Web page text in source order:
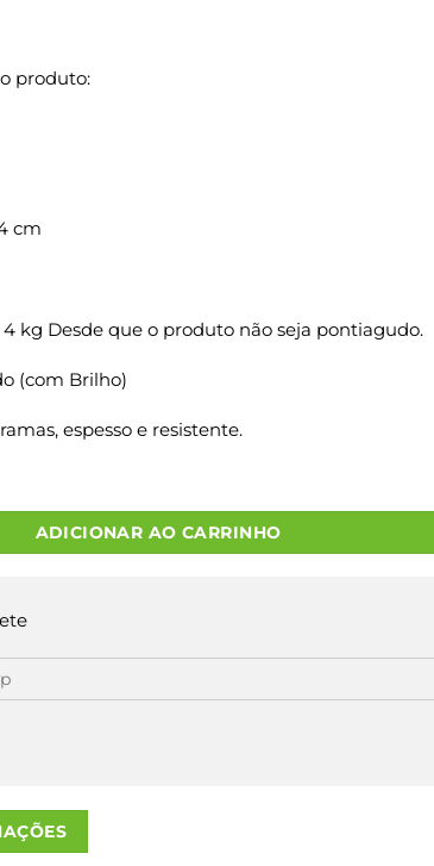
produto:
cm
4 kg Desde que o produto não seja pontiagudo.
(com Brilho)
espesso e resistente.
TIMBRADA M2 25X14X31 500 Un. quantidade
ADICIONAR AO CARRINHO